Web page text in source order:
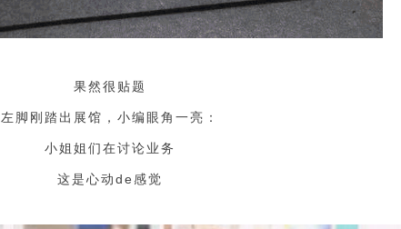
果然很贴题
左脚刚踏出展馆，小编眼角一亮：
小姐姐们在讨论业务
这是心动de感觉